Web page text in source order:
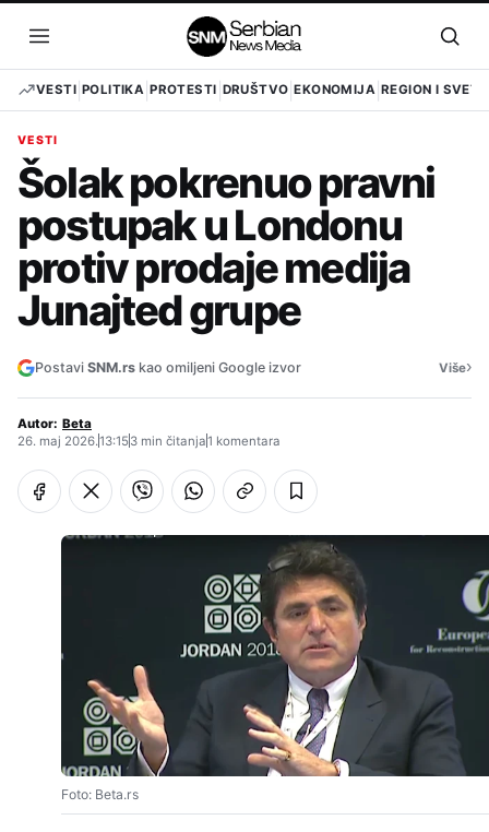
sadržaj
Otvori
meni
VESTI POLITIKA PROTESTI DRUŠTVO EKONOMIJA REGION I SVET
VESTI
Šolak pokrenuo pravni
postupak u Londonu
protiv prodaje medija
Junajted grupe
Postavi SNM.rs kao omiljeni Google izvor Više›
Autor: Beta
26. maj 2026.13:153 min čitanja1 komentara
Foto: Beta.rs